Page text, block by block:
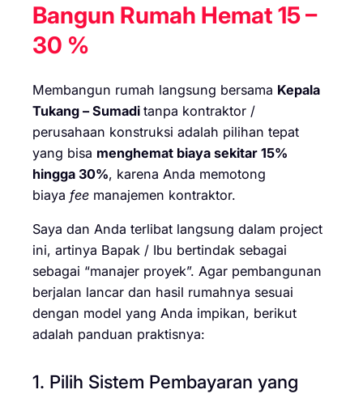
Bangun Rumah Hemat 15 –
30 %
Membangun rumah langsung bersama Kepala
Tukang – Sumadi tanpa kontraktor /
perusahaan konstruksi adalah pilihan tepat
yang bisa menghemat biaya sekitar 15%
hingga 30%, karena Anda memotong
biaya fee manajemen kontraktor.
Saya dan Anda terlibat langsung dalam project
ini, artinya Bapak / Ibu bertindak sebagai
sebagai “manajer proyek”. Agar pembangunan
berjalan lancar dan hasil rumahnya sesuai
dengan model yang Anda impikan, berikut
adalah panduan praktisnya:
1. Pilih Sistem Pembayaran yang